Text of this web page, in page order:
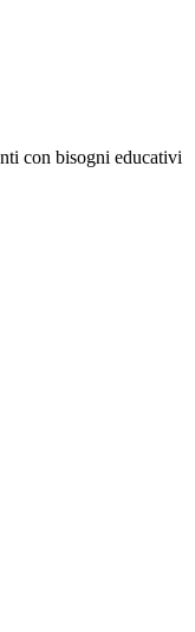
con bisogni educativi